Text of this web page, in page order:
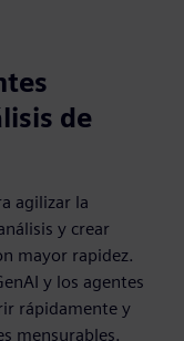
de
agilizar la
y crear
mayor rapidez.
y los agentes
rápidamente y
mensurables.